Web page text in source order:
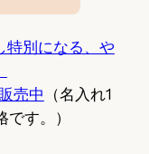
特別になる、や
売中 （名入れ1
す。）